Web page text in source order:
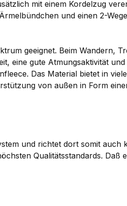
mit einem Kordelzug
und einen 2-
geeignet. Beim Wandern,
eine gute Atmungsaktivität
Das Material bietet in
von außen in Form
und richtet dort somit auch
Qualitätsstandards. Daß